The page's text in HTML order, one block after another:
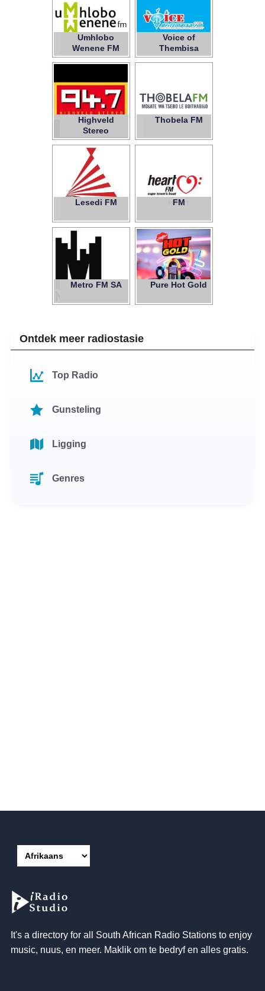
Umhlobo
Wenene FM
Voice of
Thembisa
94.7
Highveld
Stereo
Thobela FM
Lesedi FM Heart
104.9
FM
Metro FM SA Pure Hot Gold
Ontdek meer radiostasie
Top Radio
Gunsteling
Ligging
Genres
It's a directory for all South African Radio Stations to enjoy
music, nuus, en meer. Maklik om te bedryf en alles gratis.